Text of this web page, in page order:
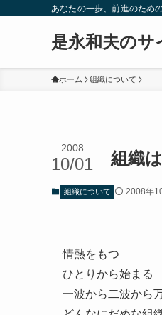
あなたの一歩、前進のため
是永和夫のサ
ホーム 組織について
組織
2008
10/01
組織について 2008年
情熱をもつ
ひとりから始まる
一波から二波から